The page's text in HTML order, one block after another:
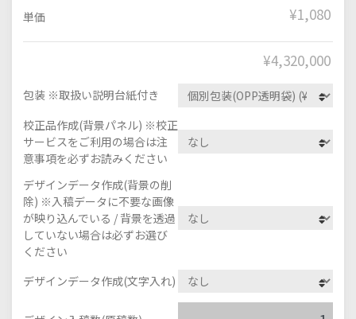
単価 ¥1,080
¥4,320,000
包装 ※取扱い説明台紙付き
校正品作成(背景パネル) ※校正
サービスをご利用の場合は注
意事項を必ずお読みください
デザインデータ作成(背景の削
除) ※入稿データに不要な画像
が映り込んでいる / 背景を透過
していない場合は必ずお選び
ください
デザインデータ作成(文字入れ)